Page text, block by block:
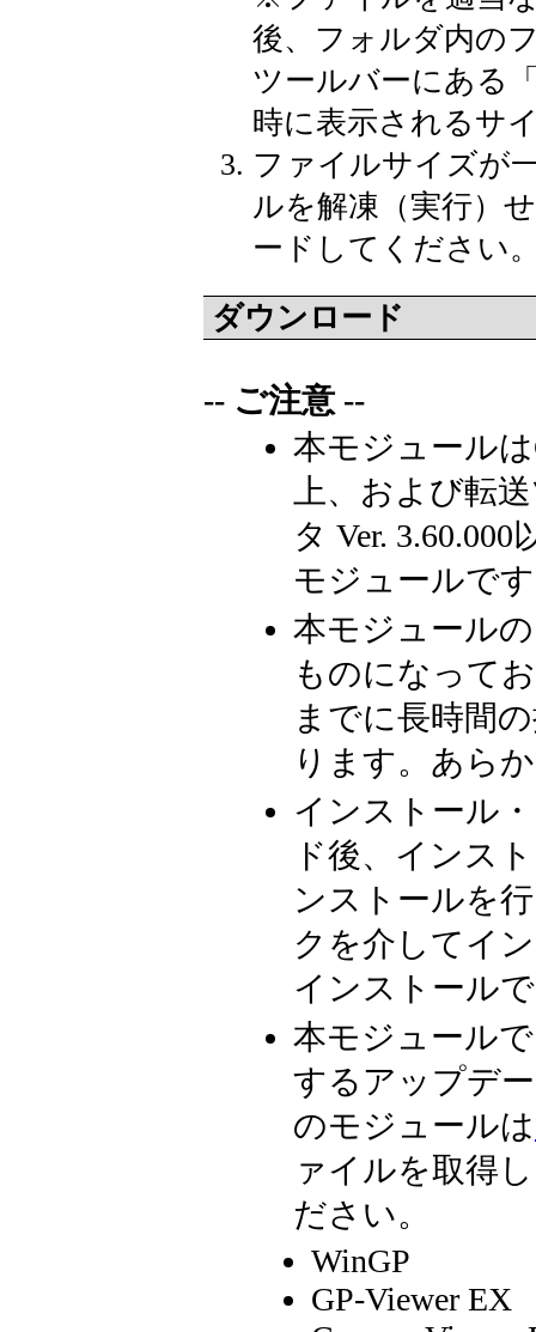
後、フォルダ内の
ツールバーにある
時に表示されるサ
ファイルサイズが
ルを解凍（実行）
ードしてください
ダウンロード
-- ご注意 --
本モジュールは
上、および転
タ Ver.
モジュールで
本モジュール
ものになって
までに長時間
ります。あら
インストール
ド後、インス
ンストールを
クを介してイ
インストール
本モジュール
するアップデ
のモジュールは
ァイルを取得
ださい。
WinGP
GP-Viewer EX